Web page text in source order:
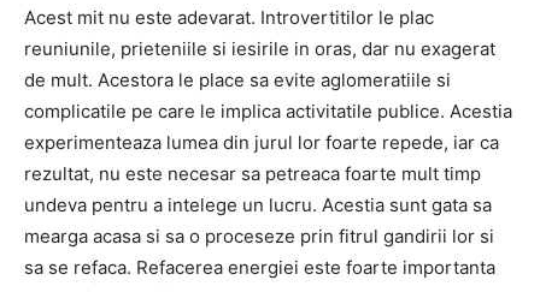
Acest mit nu este adevarat. Introvertitilor le plac
reuniunile, prieteniile si iesirile in oras, dar nu exagerat
de mult. Acestora le place sa evite aglomeratiile si
complicatile pe care le implica activitatile publice. Acestia
experimenteaza lumea din jurul lor foarte repede, iar ca
rezultat, nu este necesar sa petreaca foarte mult timp
undeva pentru a intelege un lucru. Acestia sunt gata sa
mearga acasa si sa o proceseze prin fitrul gandirii lor si
sa se refaca. Refacerea energiei este foarte importanta